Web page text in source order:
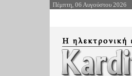
Πέμπτη, 06 Αυγούστου 2026